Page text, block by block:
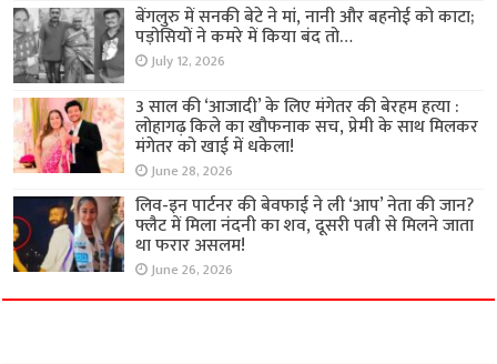
बेंगलुरु में सनकी बेटे ने मां, नानी और बहनोई को काटा;
पड़ोसियों ने कमरे में किया बंद तो…
July 12, 2026
3 साल की ‘आजादी’ के लिए मंगेतर की बेरहम हत्या :
लोहागढ़ किले का खौफनाक सच, प्रेमी के साथ मिलकर
मंगेतर को खाई में धकेला!
June 28, 2026
लिव-इन पार्टनर की बेवफाई ने ली ‘आप’ नेता की जान?
फ्लैट में मिला नंदनी का शव, दूसरी पत्नी से मिलने जाता
था फरार असलम!
June 26, 2026